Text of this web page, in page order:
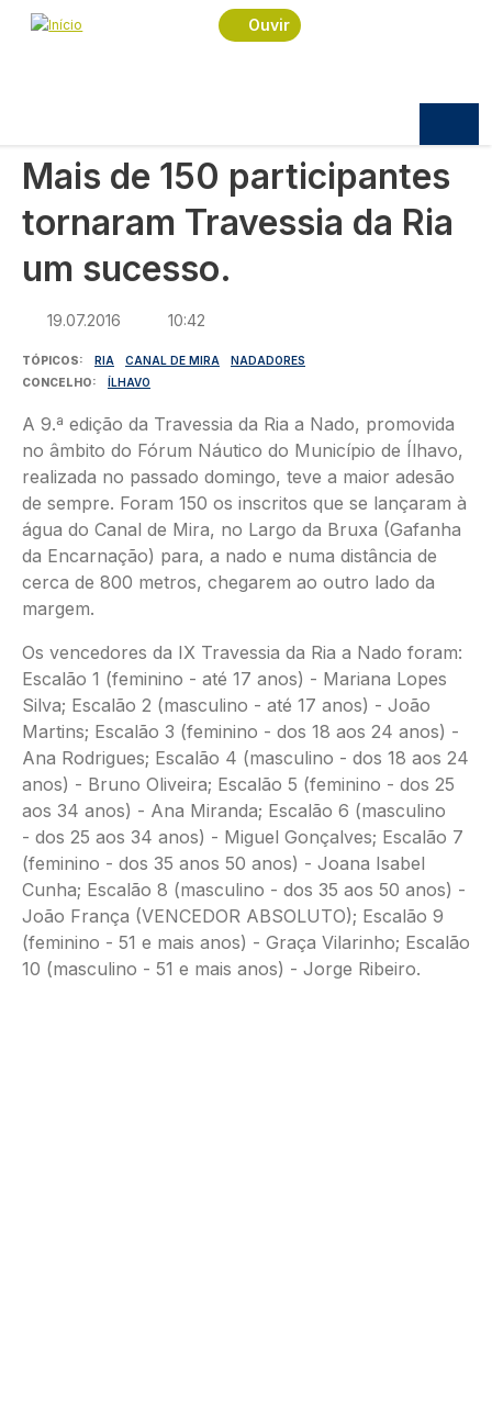
Passar para o conteúdo principal
Ouvir
Navegação estrutural
Início
Sociedade
Mais de 150 participantes tornaram Travessia da
Mais de 150 participantes
tornaram Travessia da Ria
um sucesso.
19.07.2016 10:42
TÓPICOS RIA CANAL DE MIRA
NADADORES
CONCELHO
ÍLHAVO
A 9.ª edição da Travessia da Ria a Nado, promovida
no âmbito do Fórum Náutico do Município de Ílhavo,
realizada no passado domingo, teve a maior adesão
de sempre. Foram 150 os inscritos que se lançaram à
água do Canal de Mira, no Largo da Bruxa (Gafanha
da Encarnação) para, a nado e numa distância de
cerca de 800 metros, chegarem ao outro lado da
margem.
Os vencedores da IX Travessia da Ria a Nado foram:
Escalão 1 (feminino - até 17 anos) - Mariana Lopes
Silva; Escalão 2 (masculino - até 17 anos) - João
Martins; Escalão 3 (feminino - dos 18 aos 24 anos) -
Ana Rodrigues; Escalão 4 (masculino - dos 18 aos 24
anos) - Bruno Oliveira; Escalão 5 (feminino - dos 25
aos 34 anos) - Ana Miranda; Escalão 6 (masculino
- dos 25 aos 34 anos) - Miguel Gonçalves; Escalão 7
(feminino - dos 35 anos 50 anos) - Joana Isabel
Cunha; Escalão 8 (masculino - dos 35 aos 50 anos) -
João França (VENCEDOR ABSOLUTO); Escalão 9
(feminino - 51 e mais anos) - Graça Vilarinho; Escalão
10 (masculino - 51 e mais anos) - Jorge Ribeiro.